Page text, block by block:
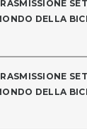
DELLA
DELLA